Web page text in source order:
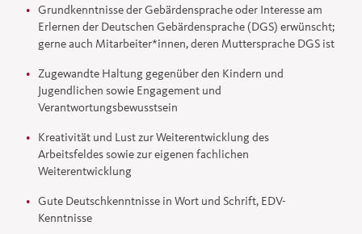
Grundkenntnisse der Gebärdensprache oder Interesse am
Erlernen der Deutschen Gebärdensprache (DGS) erwünscht;
gerne auch Mitarbeiter*innen, deren Muttersprache DGS ist
Zugewandte Haltung gegenüber den Kindern und
Jugendlichen sowie Engagement und
Verantwortungsbewusstsein
Kreativität und Lust zur Weiterentwicklung des
Arbeitsfeldes sowie zur eigenen fachlichen
Weiterentwicklung
Gute Deutschkenntnisse in Wort und Schrift, EDV-
Kenntnisse